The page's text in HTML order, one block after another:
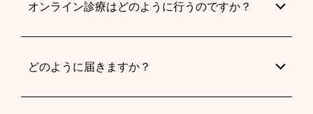
オンライン診療はどのように行うのですか？
どのように届きますか？